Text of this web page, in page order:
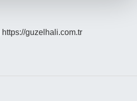
https://guzelhali.com.tr